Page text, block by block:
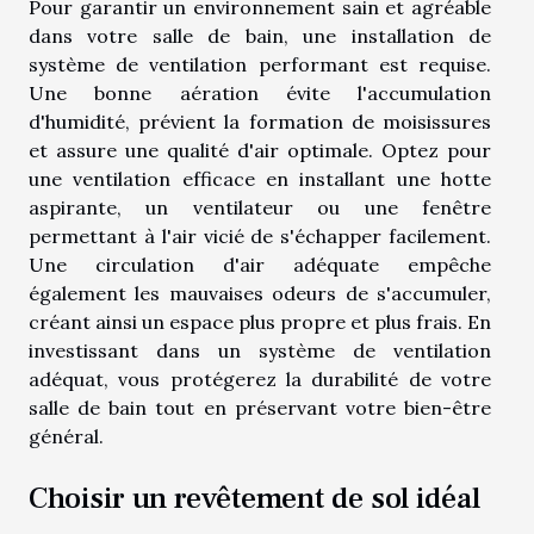
Pour garantir un environnement sain et agréable
dans votre salle de bain, une installation de
système de ventilation performant est requise.
Une bonne aération évite l'accumulation
d'humidité, prévient la formation de moisissures
et assure une qualité d'air optimale. Optez pour
une ventilation efficace en installant une hotte
aspirante, un ventilateur ou une fenêtre
permettant à l'air vicié de s'échapper facilement.
Une circulation d'air adéquate empêche
également les mauvaises odeurs de s'accumuler,
créant ainsi un espace plus propre et plus frais. En
investissant dans un système de ventilation
adéquat, vous protégerez la durabilité de votre
salle de bain tout en préservant votre bien-être
général.
Choisir un revêtement de sol idéal